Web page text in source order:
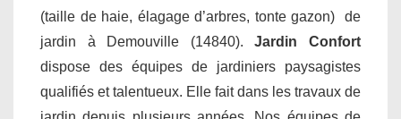
(taille de haie, élagage d’arbres, tonte gazon) de
jardin à Demouville (14840).Jardin Confort
dispose des équipes de jardiniers paysagistes
qualifiés et talentueux. Elle fait dans les travaux de